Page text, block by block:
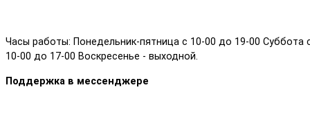
Часы работы: Понедельник-пятница с 10-00 до 19-00 Суббота
10-00 до 17-00 Воскресенье - выходной.
Поддержка в мессенджере